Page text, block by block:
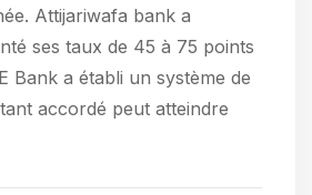
Attijariwafa bank a
ses taux de 45 à 75 points
Bank a établi un système de
accordé peut atteindre